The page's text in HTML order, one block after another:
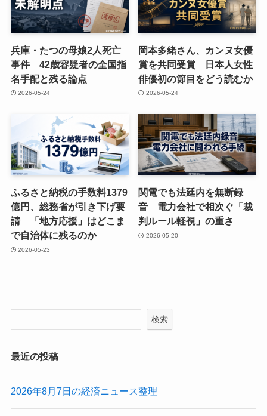
兵庫・たつの母娘2人死亡
事件 42歳容疑者の全国指
名手配と残る論点
2026-05-24
岡本多緒さん、カンヌ女優
賞を共同受賞 日本人女性
俳優初の節目をどう読むか
2026-05-24
ふるさと納税の手数料1379
億円、総務省が引き下げ要
請 「地方応援」はどこま
で自治体に残るのか
2026-05-23
関電でも法廷内を無断録
音 電力会社で相次ぐ「裁
判ルール軽視」の重さ
2026-05-20
検索
最近の投稿
2026年8月7日の経済ニュース整理